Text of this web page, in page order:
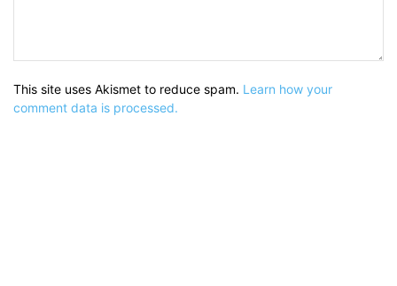
This site uses Akismet to reduce spam. Learn how your
comment data is processed.